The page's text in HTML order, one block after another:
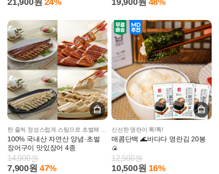
21,900원 24% 19,900원 48%
한 줄씩 정성스럽게 스팀으로 초벌해 촉촉하고 두툼한 맛있장어!
100% 국내산 자연산 양념·초벌
장어구이 맛있장어 4종
14,900원
7,900원 47%
신선한 명란이 톡!톡!
매콤단백 🌊바다다 명란김 20봉
🍙
12,500원
10,500원 16%